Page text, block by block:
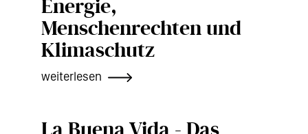
Energie,
Menschenrechten und
Klimaschutz
weiterlesen